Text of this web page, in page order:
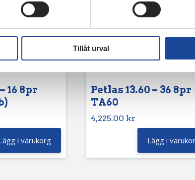
helst från cookie-förklaringen.
anpassa innehållet och annonserna till användarna,
analysföretag som vi samarbetar med. Dessa kan i
Tillåt urval
16 8pr
i varukorg
Petlas 13.60 – 36 8pr
TA60
4,225.00 kr
Lägg i